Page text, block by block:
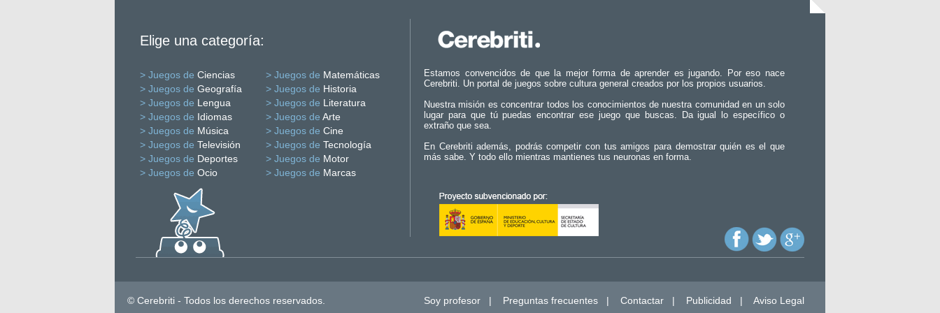
Elige una categoría:
> Juegos de Ciencias > Juegos de Matemáticas
> Juegos de Geografía > Juegos de Historia
> Juegos de Lengua > Juegos de Literatura
> Juegos de Idiomas > Juegos de Arte
> Juegos de Música > Juegos de Cine
> Juegos de Televisión > Juegos de Tecnología
> Juegos de Deportes > Juegos de Motor
> Juegos de Ocio > Juegos de Marcas
Estamos convencidos de que la mejor forma de aprender es jugando. Por eso nace
Cerebriti. Un portal de juegos sobre cultura general creados por los propios usuarios.
Nuestra misión es concentrar todos los conocimientos de nuestra comunidad en un solo
lugar para que tú puedas encontrar ese juego que buscas. Da igual lo específico o
extraño que sea.
En Cerebriti además, podrás competir con tus amigos para demostrar quién es el que
más sabe. Y todo ello mientras mantienes tus neuronas en forma.
© Cerebriti - Todos los derechos reservados. Soy profesor | Preguntas frecuentes | Contactar | Publicidad | Aviso Legal